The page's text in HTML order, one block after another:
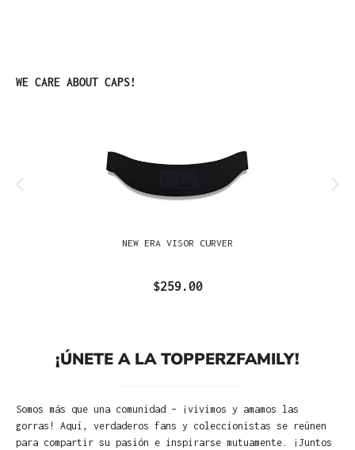
Omitir la galería de productos
WE CARE ABOUT CAPS!
NEW ERA VISOR CURVER
$259.00
¡ÚNETE A LA TOPPERZFAMILY!
Somos más que una comunidad – ¡vivimos y amamos las
gorras! Aquí, verdaderos fans y coleccionistas se reúnen
para compartir su pasión e inspirarse mutuamente. ¡Juntos